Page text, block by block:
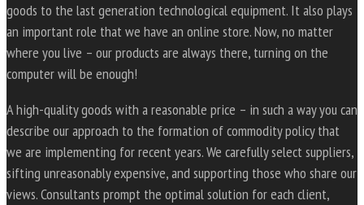
goods to the last generation technological equipment. It also plays
an important role that we have an online store. Now, no matter
where you live – our products are always there, turning on the
computer will be enough!
A high-quality goods with a reasonable price – in such a way you can
describe our approach to the formation of commodity policy that
we are implementing for recent years. We carefully select suppliers,
sifting unreasonably expensive, and supporting those who share our
views. Consultants prompt the optimal solution for each client,